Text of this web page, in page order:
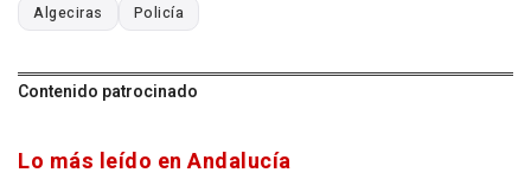
Algeciras Policía
Contenido patrocinado
Lo más leído en Andalucía